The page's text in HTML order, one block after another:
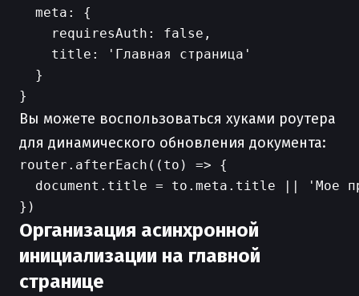
  meta: {
    requiresAuth: false,
    title: 'Главная страница'
  }
Вы можете воспользоваться хуками роутера
для динамического обновления документа:
router.afterEach((to) => {
document.title = to.meta.title || 'Мое
Организация асинхронной
инициализации на главной
странице